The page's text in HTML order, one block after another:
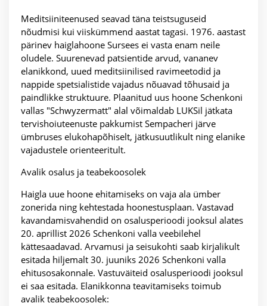
Meditsiiniteenused seavad täna teistsuguseid
nõudmisi kui viiskümmend aastat tagasi. 1976. aastast
pärinev haiglahoone Sursees ei vasta enam neile
oludele. Suurenevad patsientide arvud, vananev
elanikkond, uued meditsiinilised ravimeetodid ja
nappide spetsialistide vajadus nõuavad tõhusaid ja
paindlikke struktuure. Plaanitud uus hoone Schenkoni
vallas "Schwyzermatt" alal võimaldab LUKSil jätkata
tervishoiuteenuste pakkumist Sempacheri järve
ümbruses elukohapõhiselt, jätkusuutlikult ning elanike
vajadustele orienteeritult.
Avalik osalus ja teabekoosolek
Haigla uue hoone ehitamiseks on vaja ala ümber
zonerida ning kehtestada hoonestusplaan. Vastavad
kavandamisvahendid on osalusperioodi jooksul alates
20. aprillist 2026 Schenkoni valla veebilehel
kättesaadavad. Arvamusi ja seisukohti saab kirjalikult
esitada hiljemalt 30. juuniks 2026 Schenkoni valla
ehitusosakonnale. Vastuväiteid osalusperioodi jooksul
ei saa esitada. Elanikkonna teavitamiseks toimub
avalik teabekoosolek: